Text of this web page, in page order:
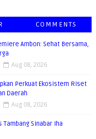
COMMENTS
Ambon: Sehat Bersama,
Aug 08, 2026
Perkuat Ekosistem Riset
Daerah
Aug 08, 2026
Sinabar Iha